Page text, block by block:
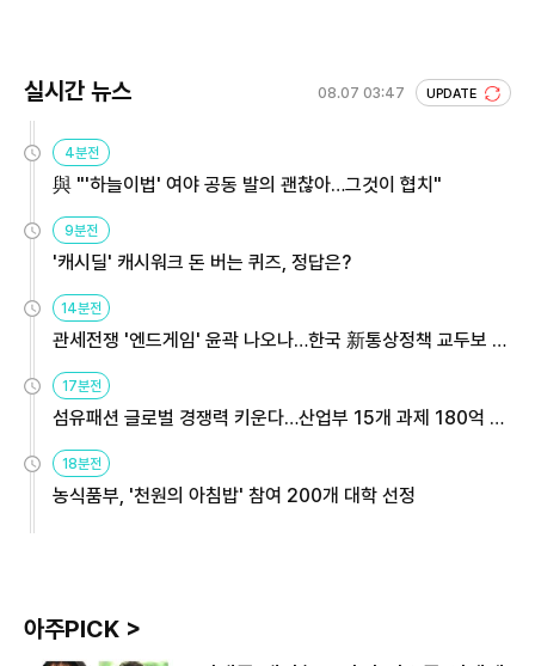
실시간 뉴스 08.07 03:47 UPDATE
4분전
與 "'하늘이법' 여야 공동 발의 괜찮아…그것이 협치"
9분전
'캐시딜' 캐시워크 돈 버는 퀴즈, 정답은?
14분전
관세전쟁 '엔드게임' 윤곽 나오나…한국 新통상정책 교두보 활
용해야
17분전
섬유패션 글로벌 경쟁력 키운다…산업부 15개 과제 180억 지
원
18분전
농식품부, '천원의 아침밥' 참여 200개 대학 선정
아주PICK >